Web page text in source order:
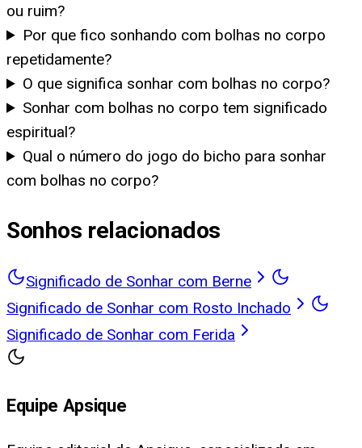
ou ruim?
Por que fico sonhando com bolhas no corpo
repetidamente?
O que significa sonhar com bolhas no corpo?
Sonhar com bolhas no corpo tem significado
espiritual?
Qual o número do jogo do bicho para sonhar
com bolhas no corpo?
Sonhos relacionados
Significado de Sonhar com Berne
Significado de Sonhar com Rosto Inchado
Significado de Sonhar com Ferida
Equipe Apsique